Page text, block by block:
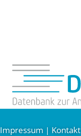
Impressum | Kontakt